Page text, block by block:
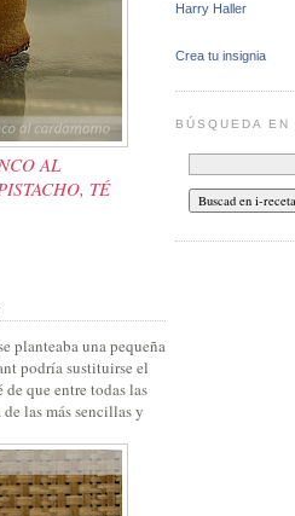
AL
TÉ
planteaba una pequeña
podría sustituirse el
que entre todas las
las más sencillas y
Harry Haller
Crea tu insignia
BÚSQUEDA